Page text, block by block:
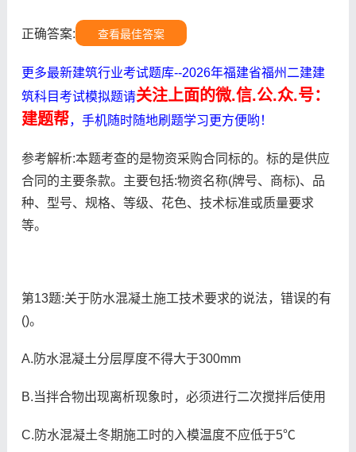
正确答案: 查看最佳答案
更多最新建筑行业考试题库--2026年福建省福州二建建
筑科目考试模拟题请关注上面的微.信.公.众.号：
建题帮，手机随时随地刷题学习更方便哟！
参考解析:本题考查的是物资采购合同标的。标的是供应
合同的主要条款。主要包括:物资名称(牌号、商标)、品
种、型号、规格、等级、花色、技术标准或质量要求
等。
第13题:关于防水混凝土施工技术要求的说法，错误的有
()。
A.防水混凝土分层厚度不得大于300mm
B.当拌合物出现离析现象时，必须进行二次搅拌后使用
C.防水混凝土冬期施工时的入模温度不应低于5℃